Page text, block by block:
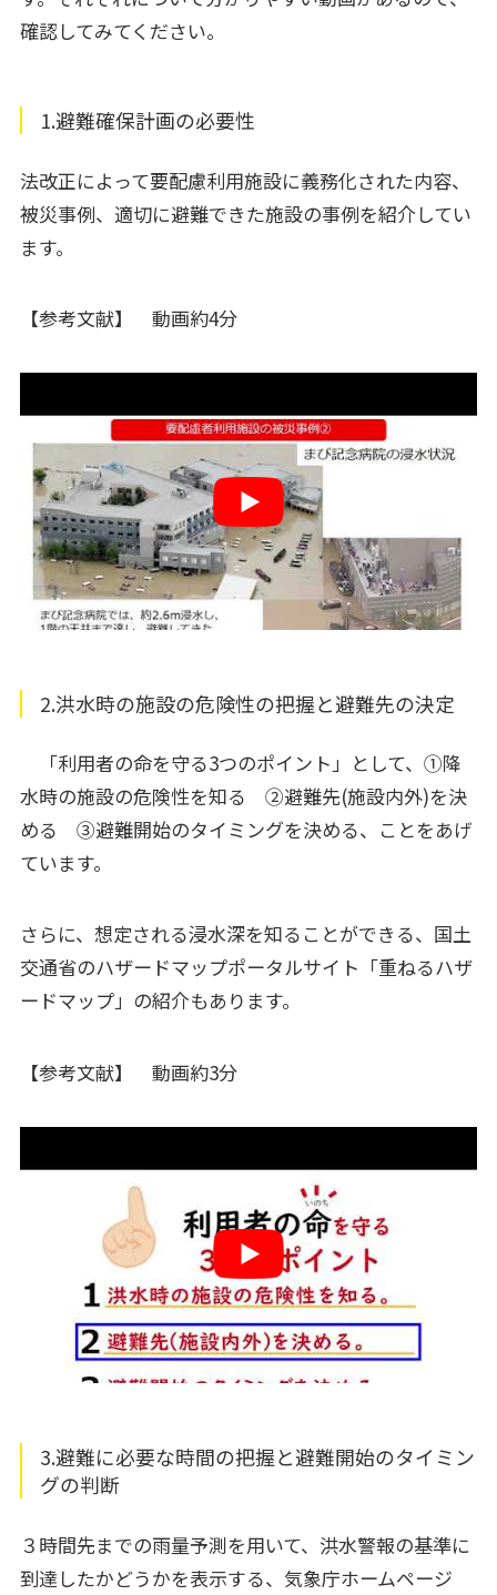
確認してみてください。
1.避難確保計画の必要性
法改正によって要配慮利用施設に義務化された内容、
被災事例、適切に避難できた施設の事例を紹介してい
ます。
【参考文献】 動画約4分
2.洪水時の施設の危険性の把握と避難先の決定
「利用者の命を守る3つのポイント」として、➀降
水時の施設の危険性を知る ➁避難先(施設内外)を決
める ③避難開始のタイミングを決める、ことをあげ
ています。
さらに、想定される浸水深を知ることができる、国土
交通省のハザードマップポータルサイト「重ねるハザ
ードマップ」の紹介もあります。
【参考文献】 動画約3分
3.避難に必要な時間の把握と避難開始のタイミン
グの判断
３時間先までの雨量予測を用いて、洪水警報の基準に
到達したかどうかを表示する、気象庁ホームページ